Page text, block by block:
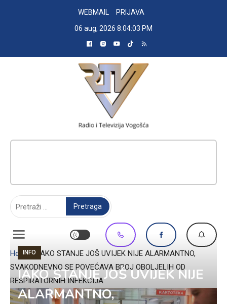
WEBMAIL
PRIJAVA
06 aug, 2026 8:04:04 PM
Home»
IAKO STANJE JOŠ UVIJEK NIJE ALARMANTNO,
SVAKODNEVNO SE POVEĆAVA BROJ OBOLJELIH OD
RESPIRATORNIH INFEKCIJA
INFO
IAKO STANJE JOŠ UVIJEK NIJE
ALARMANTNO,